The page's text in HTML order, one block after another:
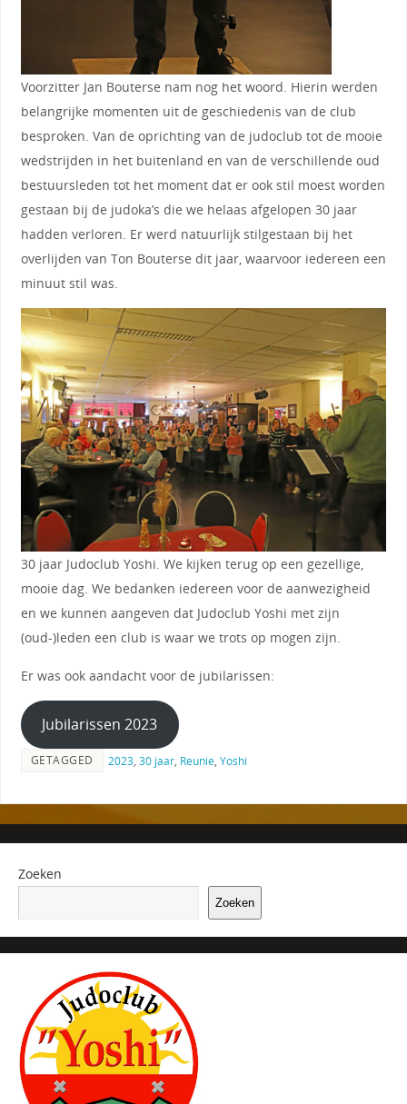
Voorzitter Jan Bouterse nam nog het woord. Hierin werden
belangrijke momenten uit de geschiedenis van de club
besproken. Van de oprichting van de judoclub tot de mooie
wedstrijden in het buitenland en van de verschillende oud
bestuursleden tot het moment dat er ook stil moest worden
gestaan bij de judoka’s die we helaas afgelopen 30 jaar
hadden verloren. Er werd natuurlijk stilgestaan bij het
overlijden van Ton Bouterse dit jaar, waarvoor iedereen een
minuut stil was.
30 jaar Judoclub Yoshi. We kijken terug op een gezellige,
mooie dag. We bedanken iedereen voor de aanwezigheid
en we kunnen aangeven dat Judoclub Yoshi met zijn
(oud-)leden een club is waar we trots op mogen zijn.
Er was ook aandacht voor de jubilarissen:
Jubilarissen 2023
GETAGGED 2023, 30 jaar, Reunie, Yoshi
Zoeken
Zoeken